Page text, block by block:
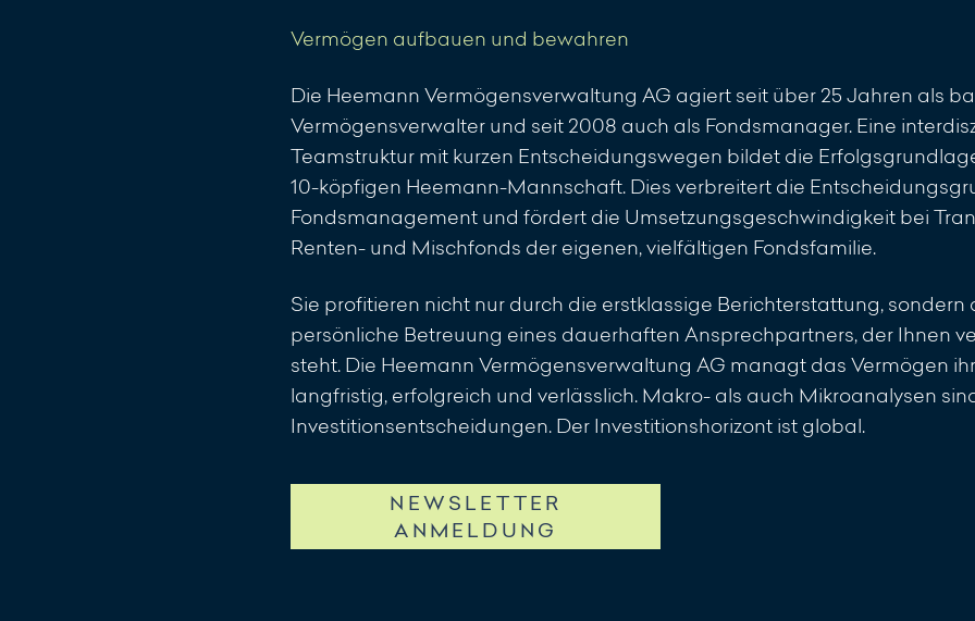
Vermögen aufbauen und bewahren
Die Heemann Vermögensverwaltung AG agiert seit über 25 Jahren als
Vermögensverwalter und seit 2008 auch als Fondsmanager. Eine
Teamstruktur mit kurzen Entscheidungswegen bildet die
10-köpfigen Heemann-Mannschaft. Dies verbreitert die
Fondsmanagement und fördert die Umsetzungsgeschwindigkeit bei
Renten- und Mischfonds der eigenen, vielfältigen Fondsfamilie.
Sie profitieren nicht nur durch die erstklassige Berichterstattung, sondern
persönliche Betreuung eines dauerhaften Ansprechpartners, der Ihnen
steht. Die Heemann Vermögensverwaltung AG managt das Vermögen
langfristig, erfolgreich und verlässlich. Makro- als auch Mikroanalysen
Investitionsentscheidungen. Der Investitionshorizont ist global.
NEWSLETTER
ANMELDUNG